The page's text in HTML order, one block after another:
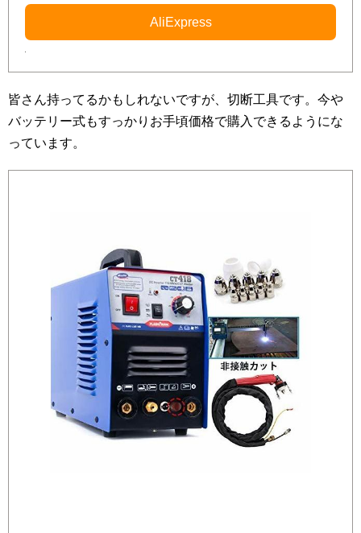
AliExpress
皆さん持ってるかもしれないですが、切断工具です。今や
バッテリー式もすっかりお手頃価格で購入できるようにな
っています。